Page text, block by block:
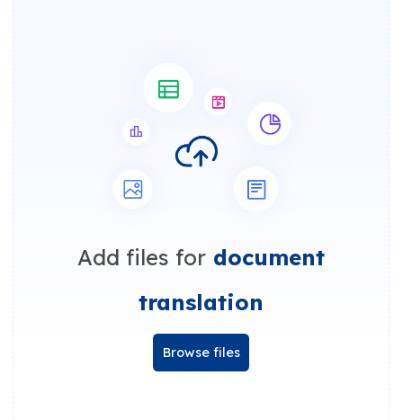
Add files for document
translation
Browse files